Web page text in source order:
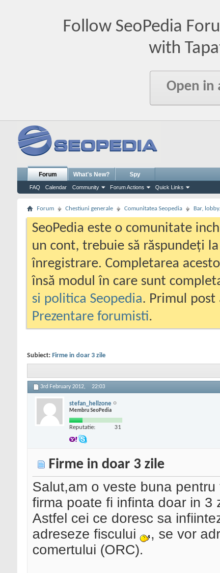
Follow SeoPedia
with
Open in
Forum
FAQ Calendar Community Forum Actions Quick Links
What's New? Spy
Forum Chestiuni generale Comunitatea Seopedia Bar,
SeoPedia este o comunitate
un cont, trebuie să răspundeți
înregistrare. Completarea
însă modul în care sunt
si politica Seopedia. Primul
Prezentare forumisti.
Subiect: Firme in doar 3 zile
3rd February 2012, 22:03
stefan_hellzone
Membru SeoPedia
Reputatie: 31
Firme in doar 3 zile
Salut,am o veste buna
firma poate fi infinta doar in 3
Astfel cei ce doresc sa
adreseze fiscului
, se vor
comertului (ORC).